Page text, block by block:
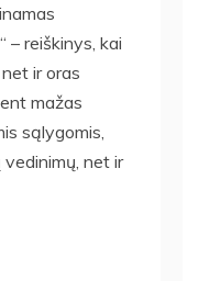
– reiškinys, kai
ir oras
mažas
sąlygomis,
net ir